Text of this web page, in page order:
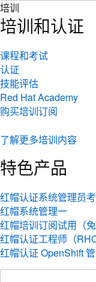
培训
培训和认证
课程和考试
认证
技能评估
Red Hat Academy
购买培训订阅
了解更多培训内容
特色产品
红帽认证系统管理员
红帽系统管理一
红帽培训订阅试用（免
红帽认证工程师（
红帽认证 OpenShift